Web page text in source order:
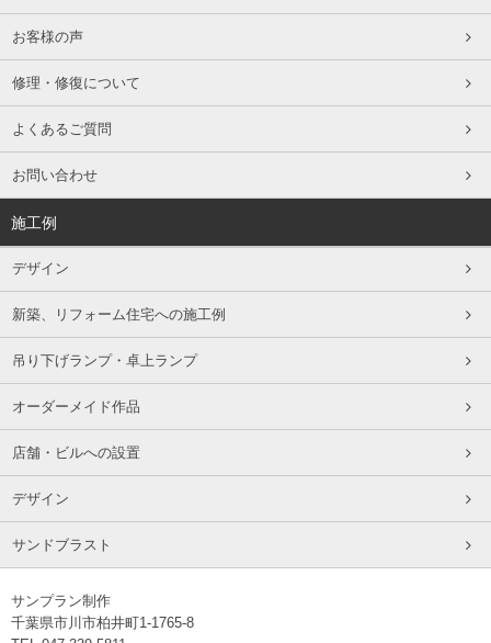
お客様の声
修理・修復について
よくあるご質問
お問い合わせ
施工例
デザイン
新築、リフォーム住宅への施工例
吊り下げランプ・卓上ランプ
オーダーメイド作品
店舗・ビルへの設置
デザイン
サンドブラスト
サンプラン制作
千葉県市川市柏井町1-1765-8